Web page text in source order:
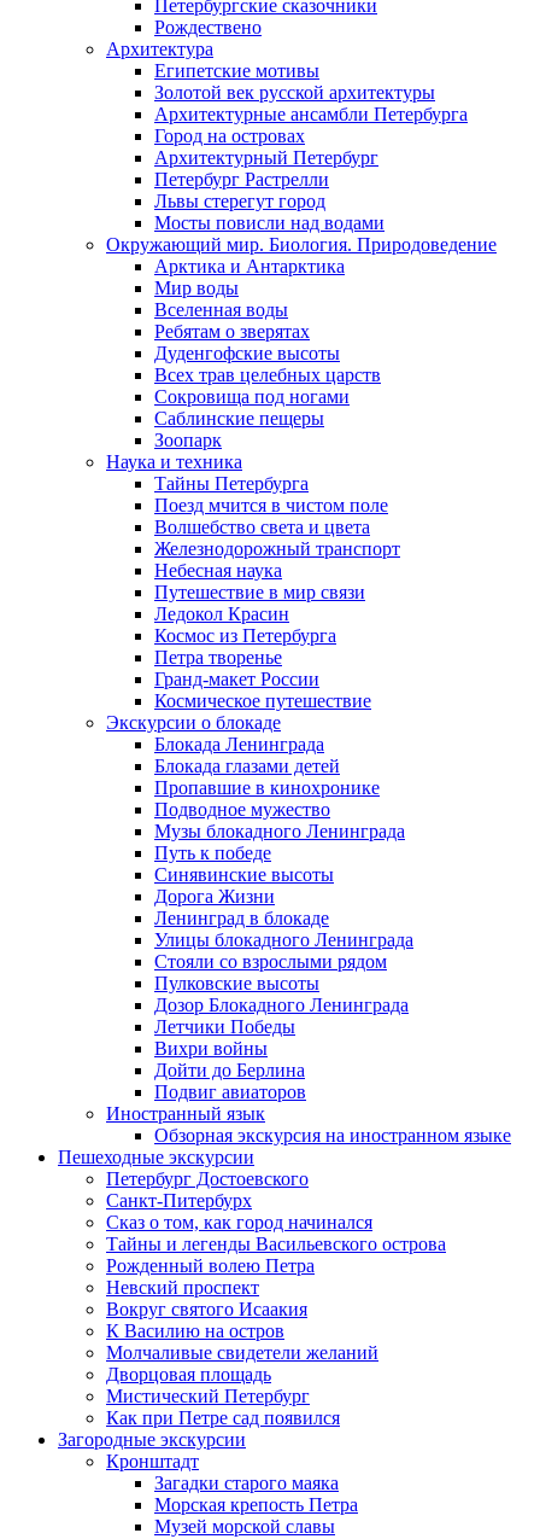
Петербургские сказочники
Рождествено
Архитектура
Египетские мотивы
Золотой век русской архитектуры
Архитектурные ансамбли Петербурга
Город на островах
Архитектурный Петербург
Петербург Растрелли
Львы стерегут город
Мосты повисли над водами
Окружающий мир. Биология. Природоведение
Арктика и Антарктика
Мир воды
Вселенная воды
Ребятам о зверятах
Дуденгофские высоты
Всех трав целебных царств
Сокровища под ногами
Саблинские пещеры
Зоопарк
Наука и техника
Тайны Петербурга
Поезд мчится в чистом поле
Волшебство света и цвета
Железнодорожный транспорт
Небесная наука
Путешествие в мир связи
Ледокол Красин
Космос из Петербурга
Петра творенье
Гранд-макет России
Космическое путешествие
Экскурсии о блокаде
Блокада Ленинграда
Блокада глазами детей
Пропавшие в кинохронике
Подводное мужество
Музы блокадного Ленинграда
Путь к победе
Синявинские высоты
Дорога Жизни
Ленинград в блокаде
Улицы блокадного Ленинграда
Стояли со взрослыми рядом
Пулковские высоты
Дозор Блокадного Ленинграда
Летчики Победы
Вихри войны
Дойти до Берлина
Подвиг авиаторов
Иностранный язык
Обзорная экскурсия на иностранном языке
Пешеходные экскурсии
Петербург Достоевского
Санкт-Питербурх
Сказ о том, как город начинался
Тайны и легенды Васильевского острова
Рожденный волею Петра
Невский проспект
Вокруг святого Исаакия
К Василию на остров
Молчаливые свидетели желаний
Дворцовая площадь
Мистический Петербург
Как при Петре сад появился
Загородные экскурсии
Кронштадт
Загадки старого маяка
Морская крепость Петра
Музей морской славы